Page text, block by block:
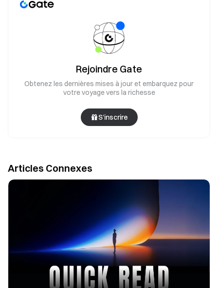
Rejoindre Gate
Obtenez les dernières mises à jour et embarquez pour
votre voyage vers la richesse
S’inscrire
Articles Connexes